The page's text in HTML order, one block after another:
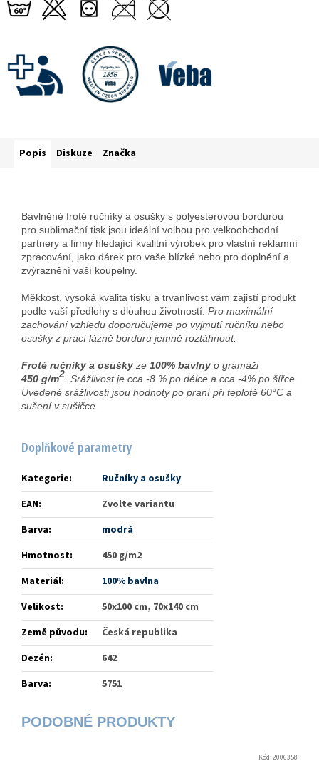
Popis Diskuze Značka
Bavlněné froté ručníky a osušky s polyesterovou bordurou
pro sublimační tisk jsou ideální volbou pro velkoobchodní
partnery a firmy hledající kvalitní výrobek pro vlastní reklamní
zpracování, jako dárek pro vaše blízké nebo pro doplnění a
zvýraznění vaší koupelny.
Měkkost, vysoká kvalita tisku a trvanlivost vám zajistí produkt
podle vaší předlohy s dlouhou životností. Pro maximální
zachování vzhledu doporučujeme po vyjmutí ručníku nebo
osušky z prací lázně borduru jemně roztáhnout.
Froté ručníky a osušky ze 100% bavlny o gramáži
450 g/m2. Srážlivost je cca -8 % po délce a cca -4% po šířce.
Uvedené srážlivosti jsou hodnoty po praní při teplotě 60°C a
sušení v sušičce.
Doplňkové parametry
Kategorie:
Ručníky a osušky
EAN:
Zvolte variantu
Barva:
modrá
Hmotnost:
450 g/m2
Materiál:
100% bavlna
Velikost:
50x100 cm, 70x140 cm
Země původu:
Česká republika
Dezén:
642
Barva: 5751
Kód:2006358